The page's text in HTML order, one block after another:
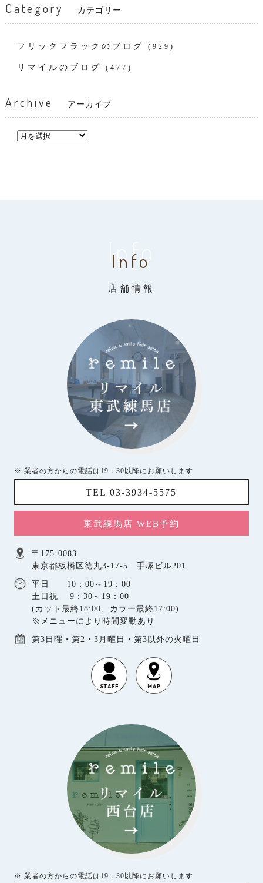
Category カテゴリー
フリックフラックのブログ (929)
リマイルのブログ (477)
Archive アーカイブ
Info
Info
店舗情報
※ 業者の方からの電話は19：30以降にお願いします
TEL 03-3934-5575
東武練馬店 WEB予約
〒175-0083
東京都板橋区徳丸3-17-5 手塚ビル201
平日 10：00～19：00
土日祝 9：30～19：00
(カット最終18:00、カラー最終17:00)
※メニューにより時間変動あり
第3日曜・第2・3月曜日・第3以外の火曜日
※ 業者の方からの電話は19：30以降にお願いします